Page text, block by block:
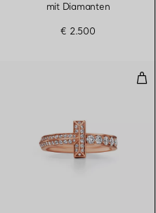
mit Diamanten
€ 2.500
Armband in Roségold mit
T